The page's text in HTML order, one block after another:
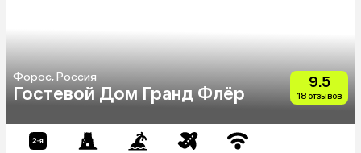
Форос, Россия
Гостевой Дом Гранд Флёр
9.5
18 отзывов